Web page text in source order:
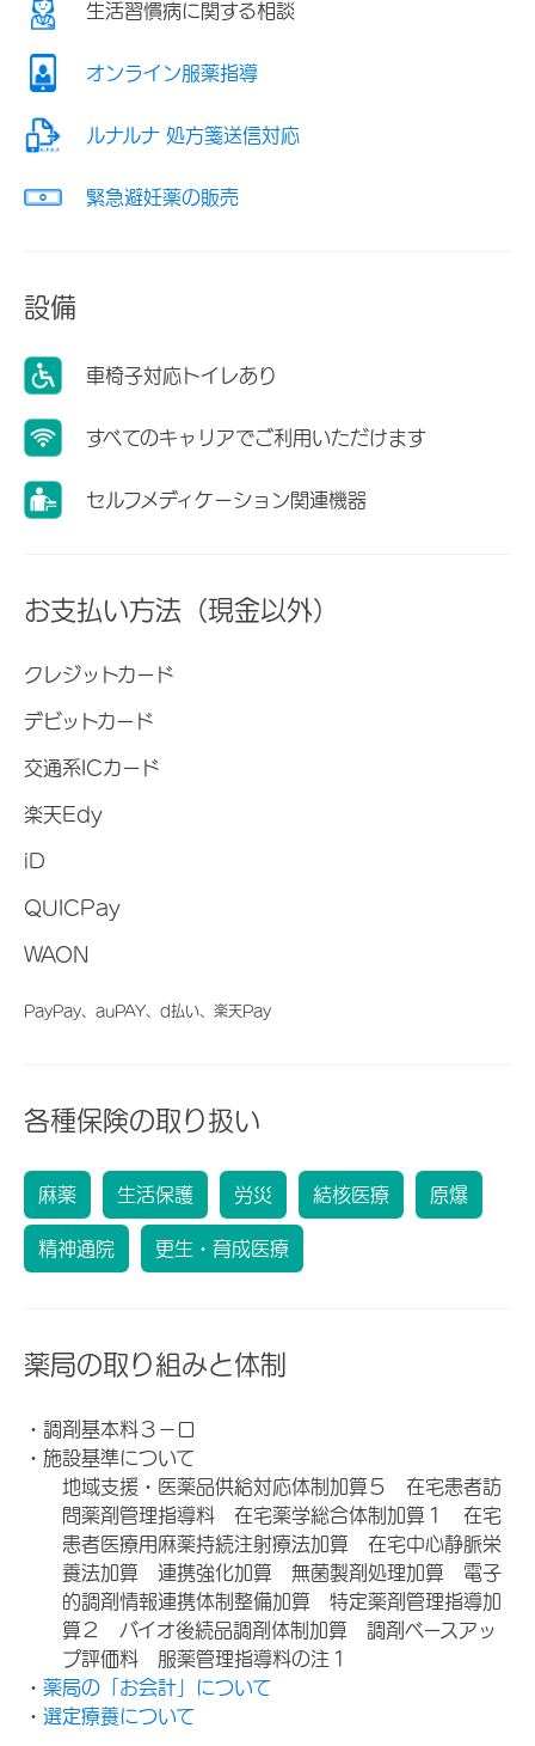
生活習慣病に関する相談
オンライン服薬指導
ルナルナ 処方箋送信対応
緊急避妊薬の販売
設備
車椅子対応トイレあり
すべてのキャリアでご利用いただけます
セルフメディケーション関連機器
お支払い方法（現金以外）
クレジットカード
デビットカード
交通系ICカード
楽天Edy
iD
QUICPay
WAON
PayPay、auPAY、d払い、楽天Pay
各種保険の取り扱い
麻薬 生活保護 労災 結核医療 原爆
精神通院 更生・育成医療
薬局の取り組みと体制
・調剤基本料３－ロ
・施設基準について
地域支援・医薬品供給対応体制加算５ 在宅患者訪
問薬剤管理指導料 在宅薬学総合体制加算１ 在宅
患者医療用麻薬持続注射療法加算 在宅中心静脈栄
養法加算 連携強化加算 無菌製剤処理加算 電子
的調剤情報連携体制整備加算 特定薬剤管理指導加
算２ バイオ後続品調剤体制加算 調剤ベースアッ
プ評価料 服薬管理指導料の注１
・ 薬局の「お会計」について
・ 選定療養について